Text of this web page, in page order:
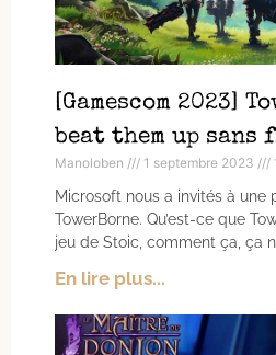
[Gamescom 2023]
beat them up sans
Manoloben 1 septembre 2023
Microsoft nous a invités à une
TowerBorne. Qu’est-ce que
jeu de Stoic, comment ça, ça
En lire plus...